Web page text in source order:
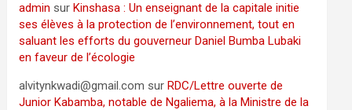
admin surKinshasa : Un enseignant de la capitale initie
ses élèves à la protection de l’environnement, tout en
saluant les efforts du gouverneur Daniel Bumba Lubaki
en faveur de l’écologie
alvitynkwadi@gmail.com surRDC/Lettre ouverte de
Junior Kabamba, notable de Ngaliema, à la Ministre de la